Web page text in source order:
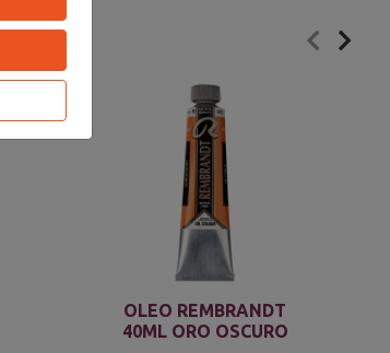
OLEO REMBRANDT
40ML ORO OSCURO